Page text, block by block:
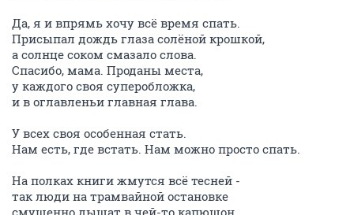
Да, я и впрямь хочу всё время спать.
Присыпал дождь глаза солёной крошкой,
а солнце соком смазало слова.
Спасибо, мама. Проданы места,
у каждого своя суперобложка,
и в оглавленьи главная глава.
У всех своя особенная стать.
Нам есть, где встать. Нам можно просто спать.
На полках книги жмутся всё тесней -
так люди на трамвайной остановке
смущенно дышат в чей-то капюшон.